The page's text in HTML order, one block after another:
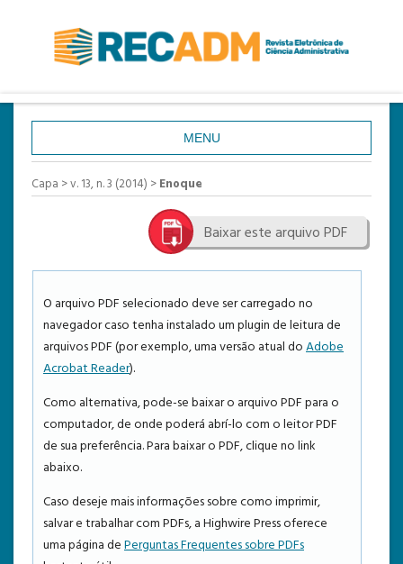
MENU
CAPA
SOBRE
CADASTRO
PESQUISA
ATUAL
ANTERIORES
ESTATÍSTICAS
TEMPLATE DE SUBMISSÃO
Capa >v. 13, n. 3 (2014) >Enoque
Baixar este arquivo PDF
O arquivo PDF selecionado deve ser carregado no
navegador caso tenha instalado um plugin de leitura de
arquivos PDF (por exemplo, uma versão atual doAdobe
Acrobat Reader).
Como alternativa, pode-se baixar o arquivo PDF para o
computador, de onde poderá abrí-lo com o leitor PDF
de sua preferência. Para baixar o PDF, clique no link
abaixo.
Caso deseje mais informações sobre como imprimir,
salvar e trabalhar com PDFs, a Highwire Press oferece
uma página dePerguntas Frequentes sobre PDFs